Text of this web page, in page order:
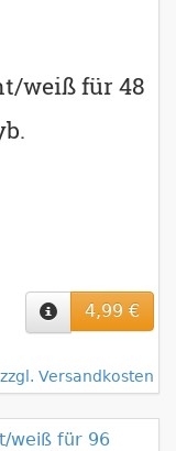
weiß für 48
4,99 €
zzgl. Versandkosten